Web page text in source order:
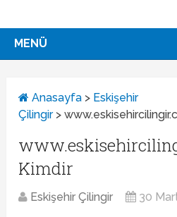
MENÜ
Anasayfa > Eskişehir
Çilingir>
Kimdir
Eskişehir Çilingir 30